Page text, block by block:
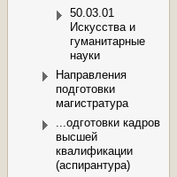
50.03.01
Искусства и
гуманитарные
науки
Направления
подготовки
магистратура
...одготовки кадров
высшей
квалификации
(аспирантура)